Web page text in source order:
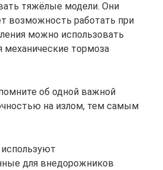
тяжёлые модели. Они
возможность работать при
можно использовать
механические тормоза
об одной важной
на излом, тем самым
для внедорожников